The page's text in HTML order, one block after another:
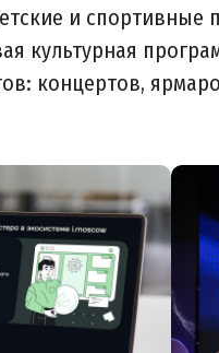
и спортивные
культурная
концертов,